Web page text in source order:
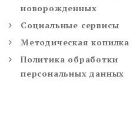
новорожденных
Социальные сервисы
Методическая копилка
Политика обработки
персональных данных